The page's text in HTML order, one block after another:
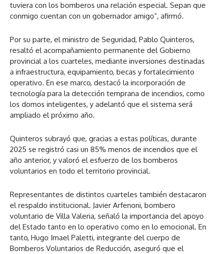
tuviera con los bomberos una relación especial. Sepan que
conmigo cuentan con un gobernador amigo”, afirmó.
Por su parte, el ministro de Seguridad, Pablo Quinteros,
resaltó el acompañamiento permanente del Gobierno
provincial a los cuarteles, mediante inversiones destinadas
a infraestructura, equipamiento, becas y fortalecimiento
operativo. En ese marco, destacó la incorporación de
tecnología para la detección temprana de incendios, como
los domos inteligentes, y adelantó que el sistema será
ampliado el próximo año.
Quinteros subrayó que, gracias a estas políticas, durante
2025 se registró casi un 85% menos de incendios que el
año anterior, y valoró el esfuerzo de los bomberos
voluntarios en todo el territorio provincial.
Representantes de distintos cuarteles también destacaron
el respaldo institucional. Javier Arfenoni, bombero
voluntario de Villa Valeria, señaló la importancia del apoyo
del Estado tanto en lo operativo como en lo emocional. En
tanto, Hugo Imael Paletti, integrante del cuerpo de
Bomberos Voluntarios de Reducción, aseguró que el